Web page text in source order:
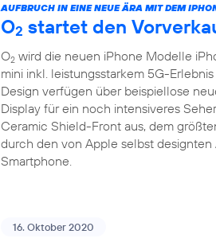
AUFBRUCH IN EINE NEUE ÄRA MIT DEM
O2 startet den
O2 wird die neuen iPhone Modelle
mini inkl. leistungsstarkem 5G-
Design verfügen über beispiellose
Display für ein noch intensiveres
Ceramic Shield-Front aus, dem
durch den von Apple selbst
Smartphone.
16. Oktober 2020